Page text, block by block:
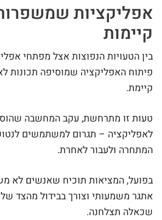
אפליקציות
קיימות
בין הטעויות הנפוצות אצל מפתחי
פיתוח האפליקציה שמוסיפה תכונות
קיימת.
טעות זו מתרחשת, עקב המחשבה
לאפליקציה – תגרום למשתמשים
המתחרה ולעבור לאחרת.
בפועל, המציאות תוכיח שאנשים לא
אתגר משמעותי וצורך בבידול מהצד
שכאלה תצלחנה.